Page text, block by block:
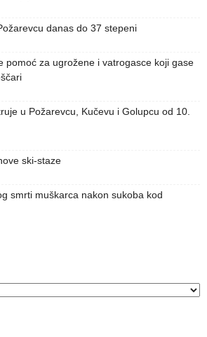
danas do 37 stepeni
pomoć za ugrožene i vatrogasce koji gase
u Požarevcu, Kučevu i Golupcu od 10.
ski-staze
smrti muškarca nakon sukoba kod